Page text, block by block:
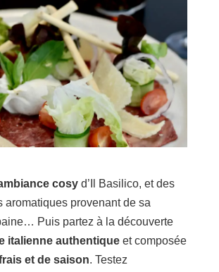
cosyd’Il Basilico, et des
aromatiques provenant de sa
Puis partez à la découverte
italienne authentiqueet composée
et de saison. Testez